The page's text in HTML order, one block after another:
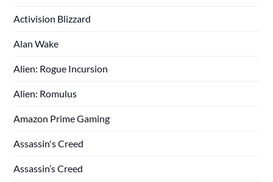
Activision Blizzard
Alan Wake
Alien: Rogue Incursion
Alien: Romulus
Amazon Prime Gaming
Assassin's Creed
Assassin’s Creed